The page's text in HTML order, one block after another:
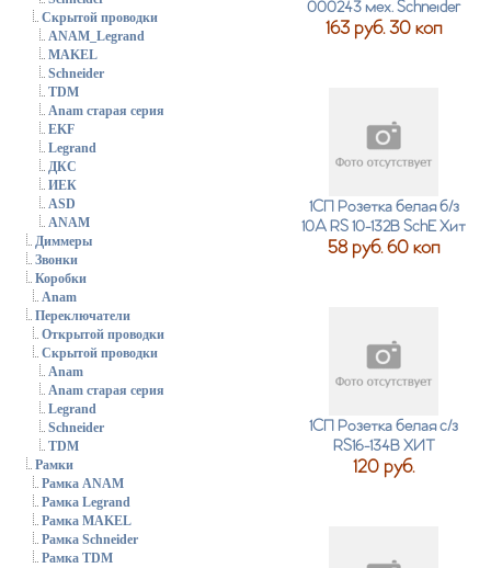
Скрытой проводки
ANAM_Legrand
MAKEL
Schneider
TDM
Anam старая серия
EKF
Legrand
ДКС
ИЕК
ASD
ANAM
Диммеры
Звонки
Коробки
Anam
Переключатели
Открытой проводки
Скрытой проводки
Anam
Anam старая серия
Legrand
Schneider
TDM
Рамки
Рамка ANAM
Рамка Legrand
Рамка MAKEL
Рамка Schneider
Рамка TDM
000243 мех. Schneider
163 руб. 30 коп
1СП Розетка белая б/з
10А RS 10-132B SchE Хит
58 руб. 60 коп
1СП Розетка белая с/з
RS16-134B ХИТ
120 руб.